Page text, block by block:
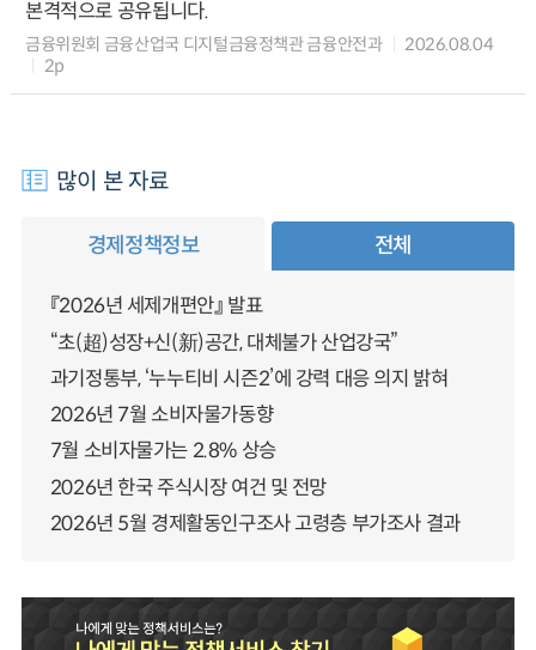
본격적으로 공유됩니다.
금융위원회 금융산업국 디지털금융정책관 금융안전과
2026.08.04
2p
많이 본 자료
경제정책정보 전체
『2026년 세제개편안』 발표
“초(超)성장+신(新)공간, 대체불가 산업강국”
과기정통부, ‘누누티비 시즌2’에 강력 대응 의지 밝혀
2026년 7월 소비자물가동향
7월 소비자물가는 2.8% 상승
2026년 한국 주식시장 여건 및 전망
2026년 5월 경제활동인구조사 고령층 부가조사 결과